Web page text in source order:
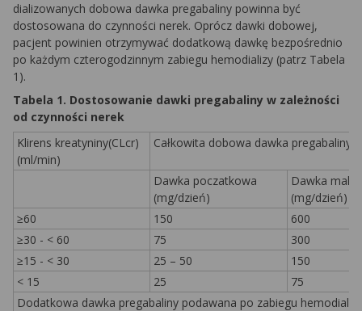
dializowanych dobowa dawka pregabaliny powinna być
dostosowana do czynności nerek. Oprócz dawki dobowej,
pacjent powinien otrzymywać dodatkową dawkę bezpośrednio
po każdym czterogodzinnym zabiegu hemodializy (patrz Tabela
1).
Tabela 1. Dostosowanie dawki pregabaliny w zależności
od czynności nerek
Klirens kreatyniny(CLcr)
(ml/min)
Całkowita dobowa dawka pregabaliny *
Dawka poczatkowa
(mg/dzień)
Dawka
(mg/dzień)
≥60
150
600
≥30 - < 60
75
300
≥15 - < 30
25 – 50
150
< 15
25
75
Dodatkowa dawka pregabaliny podawana po zabiegu